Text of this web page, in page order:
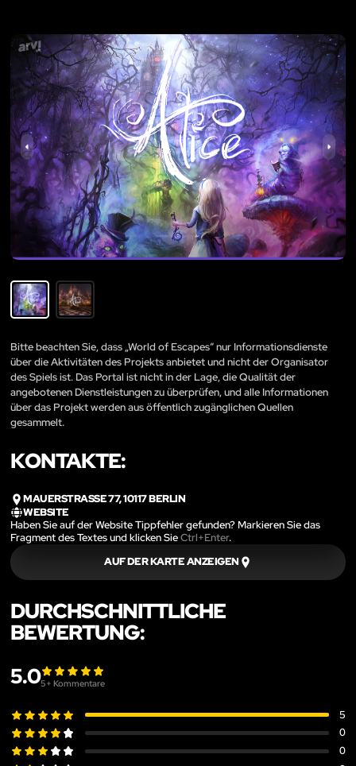
Bitte beachten Sie, dass „World of Escapes“ nur Informationsdienste
über die Aktivitäten des Projekts anbietet und nicht der Organisator
des Spiels ist. Das Portal ist nicht in der Lage, die Qualität der
angebotenen Dienstleistungen zu überprüfen, und alle Informationen
über das Projekt werden aus öffentlich zugänglichen Quellen
gesammelt.
KONTAKTE:
MAUERSTRASSE 77, 10117 BERLIN
WEBSITE
Haben Sie auf der Website Tippfehler gefunden? Markieren Sie das
Fragment des Textes und klicken SieCtrl+Enter.
AUF DER KARTE ANZEIGEN
DURCHSCHNITTLICHE
BEWERTUNG:
5.05+ Kommentare
5
0
0